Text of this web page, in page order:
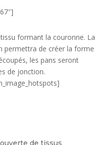
formant la couronne. La
permettra de créer la forme
les pans seront
de jonction.
de tissus